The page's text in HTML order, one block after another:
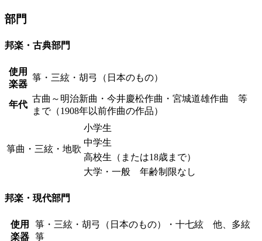
部門
邦楽・古典部門
使用
楽器
箏・三絃・胡弓（日本のもの）
年代
古曲～明治新曲・今井慶松作曲・宮城道雄作曲 等
まで（1908年以前作曲の作品）
箏曲・三絃・地歌
小学生
中学生
高校生（または18歳まで）
大学・一般 年齢制限なし
邦楽・現代部門
使用
楽器
箏・三絃・胡弓（日本のもの）・十七絃 他、多絃
箏